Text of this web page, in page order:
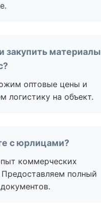
закупить материалы
оптовые цены и
логистику на объект.
с юрлицами?
коммерческих
Предоставляем полный